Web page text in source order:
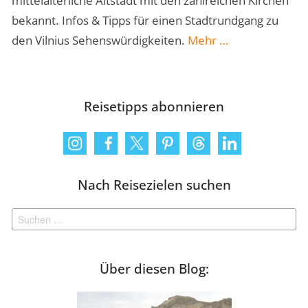
bekannt. Infos & Tipps für einen Stadtrundgang zu
den Vilnius Sehenswürdigkeiten. Mehr „Vilnius
Tipps“
…
Reisetipps abonnieren
Nach Reisezielen suchen
nach:
Über diesen Blog: